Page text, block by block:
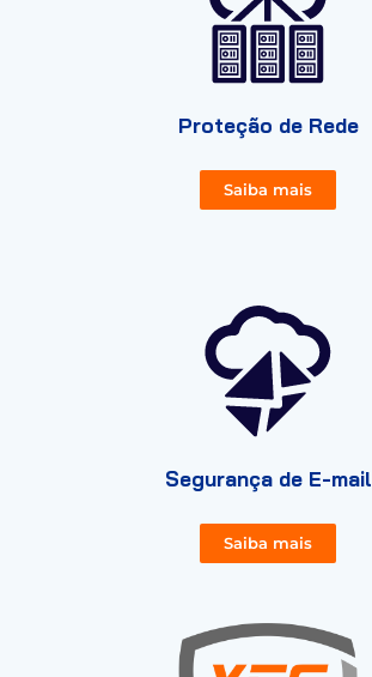
Proteção de Rede
Saiba mais
Segurança de E-mail
Saiba mais